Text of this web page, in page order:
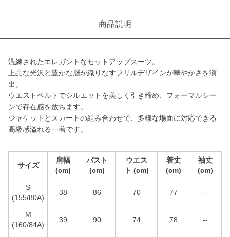
商品説明
洗練されたエレガントなセットアップスーツ。
上品な光沢と豊かな層が織りなすフリルデザインが華やかさを演
出。
ウエストベルトでシルエットを美しく引き締め、フォーマルシー
ンで存在感を放ちます。
ジャケットとスカートの組み合わせで、多様な場面に対応できる
高級感溢れる一着です。
サイズ
肩幅
(cm)
バスト
(cm)
ウエス
ト (cm)
着丈
(cm)
袖丈
(cm)
S
(155/80A)
38 86 70 77 --
M
(160/84A)
39 90 74 78 --